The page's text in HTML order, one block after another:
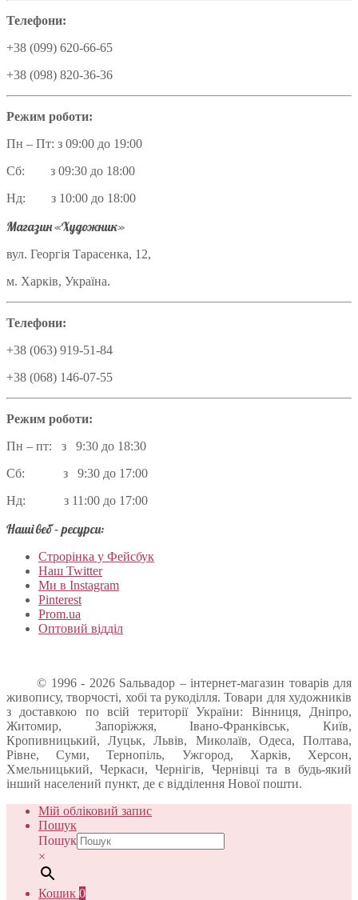
Телефони:
+38 (099) 620-66-65
+38 (098) 820-36-36
Режим роботи:
Пн – Пт: з 09:00 до 19:00
Сб: з 09:30 до 18:00
Нд: з 10:00 до 18:00
Магазин «Художник»
вул. Георгія Тарасенка, 12,
м. Харків, Україна.
Телефони:
+38 (063) 919-51-84
+38 (068) 146-07-55
Режим роботи:
Пн – пт: з 9:30 до 18:30
Сб: з 9:30 до 17:00
Нд: з 11:00 до 17:00
Наші веб – ресурси:
Строрінка у Фейсбук
Наш Twitter
Ми в Instagram
Pinterest
Prom.ua
Оптовий відділ
© 1996 - 2026 Sальвадор – інтернет-магазин товарів для
живопису, творчості, хобі та рукоділля. Товари для художників
з доставкою по всій території України: Вінниця, Дніпро,
Житомир, Запоріжжя, Івано-Франківськ, Київ,
Кропивницький, Луцьк, Львів, Миколаїв, Одеса, Полтава,
Рівне, Суми, Тернопіль, Ужгород, Харків, Херсон,
Хмельницький, Черкаси, Чернігів, Чернівці та в будь-який
інший населений пункт, де є відділення Нової пошти.
Мій обліковий запис
Пошук
Пошук
×
Кошик 0